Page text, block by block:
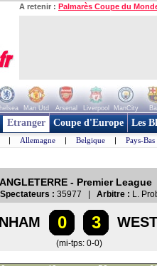
A retenir : Palmarès Coupe du
Man Utd Arsenal Liverpool ManCity
Etranger Coupe d'Europe Les
| Allemagne | Belgique | Pays-Bas
- Premier League
Spectateurs : 35977 | Arbitre : L.
0 3
(mi-tps: 0-0)